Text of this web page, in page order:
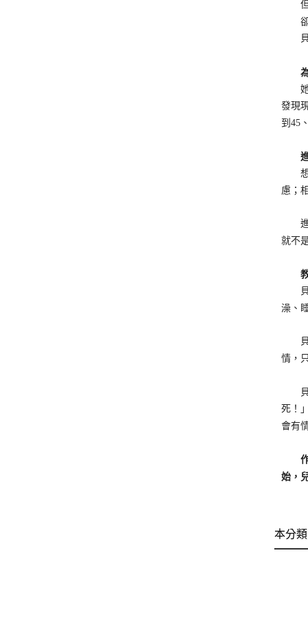
但
卻
貝
為
她
發現
到45
進
想
慮；
進
就不
教
貝
澡、
貝
情，
貝
死！
會有
作
始，
本分